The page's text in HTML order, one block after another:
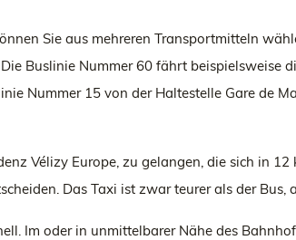
Sie aus mehreren Transportmitteln
Buslinie Nummer 60 fährt beispielsweise
Nummer 15 von der Haltestelle Gare de
Vélizy Europe, zu gelangen, die sich in
Das Taxi ist zwar teurer als der
Im oder in unmittelbarer Nähe des